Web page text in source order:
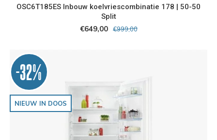
OSC6T185ES Inbouw koelvriescombinatie 178 | 50-50
Split
€649,00 €999,00
-32%
NIEUW IN DOOS